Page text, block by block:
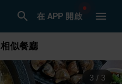
在 APP 開啟
相似餐廳
1 / 3